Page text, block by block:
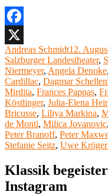
nicht,
und
ehrt
mir
ihre
Kunst
(3):
Das
Facebook
X
Autor
Andreas Schmidt
am
12.
Salzburger Landestheater,
Niermeyer, Angela Denoke,
Cardillac, Dagmar
Mirdita, Frances Pappas,
Köstlinger, Julia-Elena
Bricusse, Liliya Markina,
de Monti, Milica Jovanovic,
Peter Branoff, Peter
Stefanie Seitz, Uwe Kröger
Klassik
Instagram